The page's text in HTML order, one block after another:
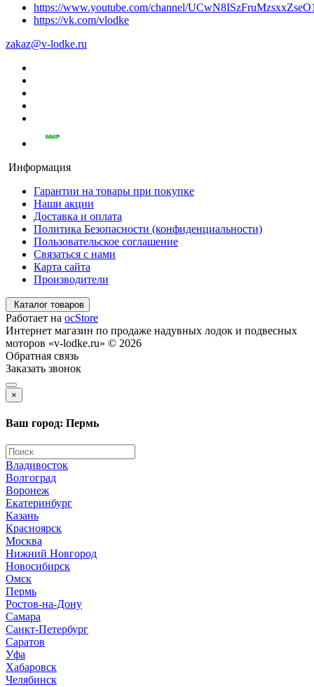
https://www.youtube.com/channel/
https://vk.com/vlodke
zakaz@v-lodke.ru
Информация
Гарантии на товары при покупке
Наши акции
Доставка и оплата
Политика Безопасности (конфиденциальности)
Пользовательское соглашение
Связаться с нами
Карта сайта
Производители
Каталог товаров
Работает на ocStore
Интернет магазин по продаже надувных лодок и подвесных
моторов «v-lodke.ru» © 2026
Обратная связь
Заказать звонок
×
Ваш город: Пермь
Владивосток
Волгоград
Воронеж
Екатеринбург
Казань
Красноярск
Москва
Нижний Новгород
Новосибирск
Омск
Пермь
Ростов-на-Дону
Самара
Санкт-Петербург
Саратов
Уфа
Хабаровск
Челябинск